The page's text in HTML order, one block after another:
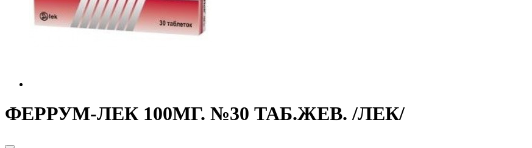
ФЕРРУМ-ЛЕК 100МГ. №30 ТАБ.ЖЕВ. /ЛЕК/